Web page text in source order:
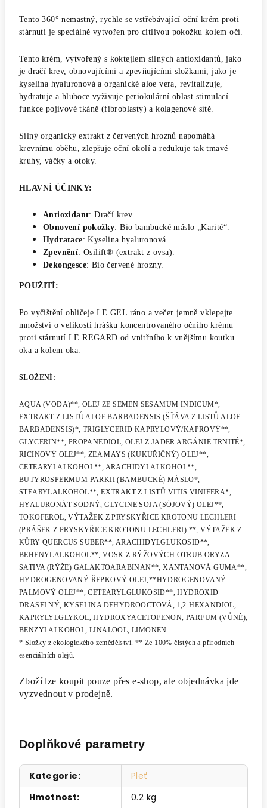
Tento 360° nemastný, rychle se vstřebávající oční krém proti
stárnutí je speciálně vytvořen pro citlivou pokožku kolem očí.
Tento krém, vytvořený s koktejlem silných antioxidantů, jako
je dračí krev, obnovujícími a zpevňujícími složkami, jako je
kyselina hyaluronová a organické aloe vera, revitalizuje,
hydratuje a hluboce vyživuje periokulární oblast stimulací
funkce pojivové tkáně (fibroblasty) a kolagenové sítě.
Silný organický extrakt z červených hroznů napomáhá
krevnímu oběhu, zlepšuje oční okolí a redukuje tak tmavé
kruhy, váčky a otoky.
HLAVNÍ ÚČINKY:
Antioxidant: Dračí krev.
Obnovení pokožky: Bio bambucké máslo „Karité“.
Hydratace: Kyselina hyaluronová.
Zpevnění: Osilift® (extrakt z ovsa).
Dekongesce: Bio červené hrozny.
POUŽITÍ:
Po vyčištění obličeje LE GEL ráno a večer jemně vklepejte
množství o velikosti hrášku koncentrovaného očního krému
proti stárnutí LE REGARD od vnitřního k vnějšímu koutku
oka a kolem oka.
SLOŽENÍ:
AQUA (VODA)**, OLEJ ZE SEMEN SESAMUM INDICUM*,
EXTRAKT Z LISTŮ ALOE BARBADENSIS (ŠŤÁVA Z LISTŮ ALOE
BARBADENSIS)*, TRIGLYCERID KAPRYLOVÝ/KAPROVÝ**,
GLYCERIN**, PROPANEDIOL, OLEJ Z JADER ARGÁNIE TRNITÉ*,
RICINOVÝ OLEJ**, ZEA MAYS (KUKUŘIČNÝ) OLEJ**,
CETEARYLALKOHOL**, ARACHIDYLALKOHOL**,
BUTYROSPERMUM PARKII (BAMBUCKÉ) MÁSLO*,
STEARYLALKOHOL**, EXTRAKT Z LISTŮ VITIS VINIFERA*,
HYALURONÁT SODNÝ, GLYCINE SOJA (SÓJOVÝ) OLEJ**,
TOKOFEROL, VÝTAŽEK Z PRYSKYŘICE KROTONU LECHLERI
(PRÁŠEK Z PRYSKYŘICE KROTONU LECHLERI) **, VÝTAŽEK Z
KŮRY QUERCUS SUBER**, ARACHIDYLGLUKOSID**,
BEHENYLALKOHOL**, VOSK Z RÝŽOVÝCH OTRUB ORYZA
SATIVA (RÝŽE) GALAKTOARABINAN**, XANTANOVÁ GUMA**,
HYDROGENOVANÝ ŘEPKOVÝ OLEJ,**HYDROGENOVANÝ
PALMOVÝ OLEJ**, CETEARYLGLUKOSID**, HYDROXID
DRASELNÝ, KYSELINA DEHYDROOCTOVÁ, 1,2-HEXANDIOL,
KAPRYLYLGLYKOL, HYDROXYACETOFENON, PARFUM (VŮNĚ),
BENZYLALKOHOL, LINALOOL, LIMONEN.
* Složky z ekologického zemědělství. ** Ze 100% čistých a přírodních
esenciálních olejů.
Zboží lze koupit pouze přes e-shop, ale objednávka jde
vyzvednout v prodejně.
Doplňkové parametry
Kategorie:
Pleť
Hmotnost: 0.2 kg